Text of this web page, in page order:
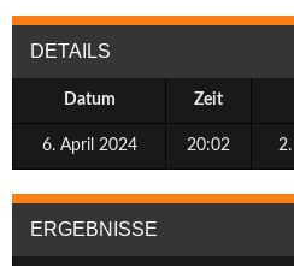
DETAILS
Datum Zeit
6. April 2024 20:02 2.
ERGEBNISSE